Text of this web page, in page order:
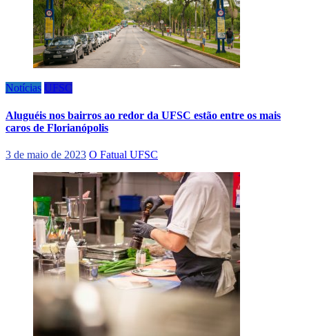
Notícias UFSC
Aluguéis nos bairros ao redor da UFSC estão entre os mais
caros de Florianópolis
3 de maio de 2023 O Fatual UFSC